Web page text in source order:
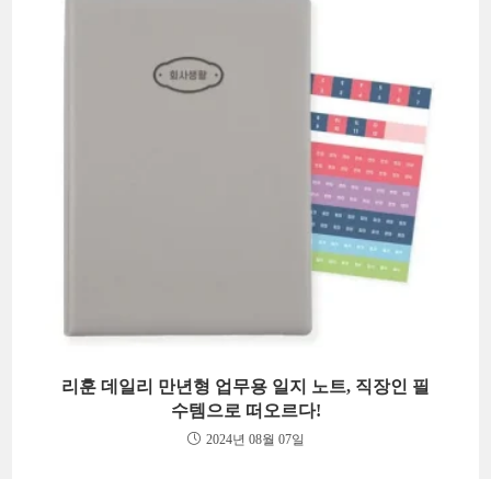
리훈 데일리 만년형 업무용 일지 노트, 직장인 필
수템으로 떠오르다!
2024년 08월 07일